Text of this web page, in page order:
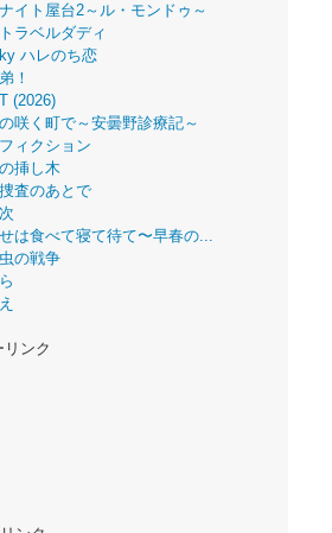
イト屋台2～ル・モンドゥ～
ラベルダディ
ハレのち恋
！
(2026)
咲く町で～安曇野診療記～
ィクション
挿し木
査のあとで
は食べて寝て待て〜早春の...
の戦争
ンク